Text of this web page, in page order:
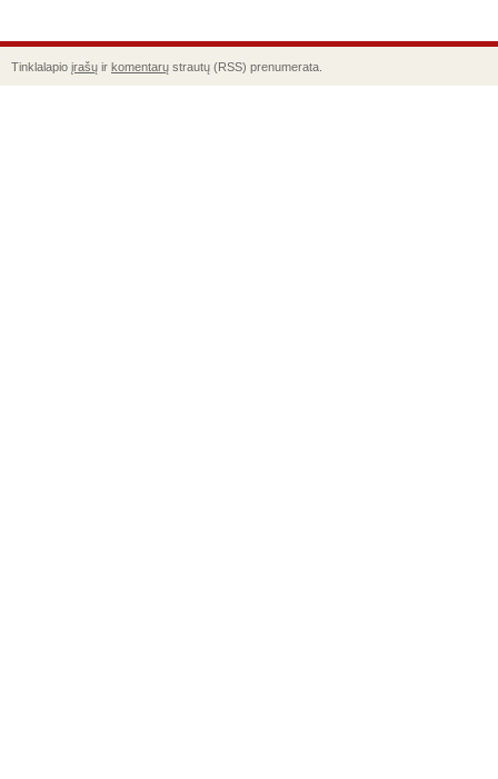
Tinklalapio įrašų ir komentarų strautų (RSS) prenumerata.